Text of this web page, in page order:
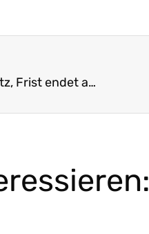
Förderung für Denkmale: Deutsche Stiftung Denkmalschutz, Frist endet am 31.08.2020